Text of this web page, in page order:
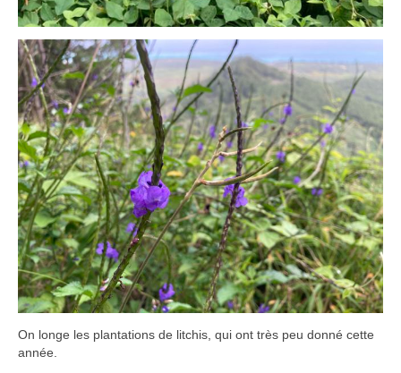
On longe les plantations de litchis, qui ont très peu donné cette
année.